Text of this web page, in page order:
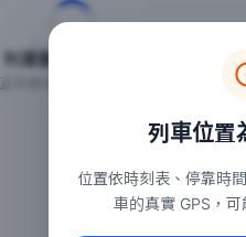
台鐵列車即時位置地
本頁顯示目前全台鐵運行中的
常用查詢：
台鐵即時動態
列車位置
位置依時刻表、停靠時
車的真實 GPS，可
列車動態載入中…